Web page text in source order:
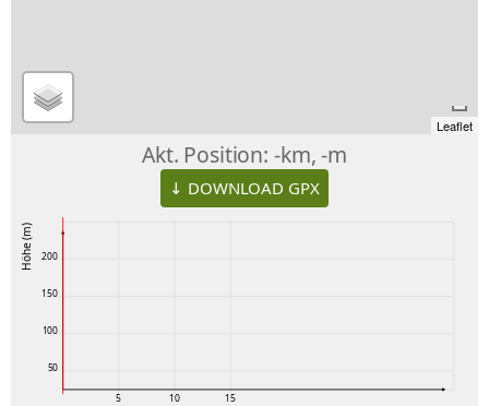
Leaflet
Akt. Position: -km, -m
↓ DOWNLOAD GPX
50
100
150
200
5 10 15
Höhe (m)